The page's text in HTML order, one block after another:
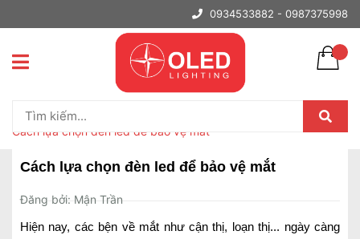
0934533882 - 0987375998
Trang chủ
Cách lựa chọn đèn led để bảo vệ mắt
Cách lựa chọn đèn led để bảo vệ mắt
Đăng bởi: Mận Trần
Hiện nay, các bện về mắt như cận thị, loạn thị... ngày càng